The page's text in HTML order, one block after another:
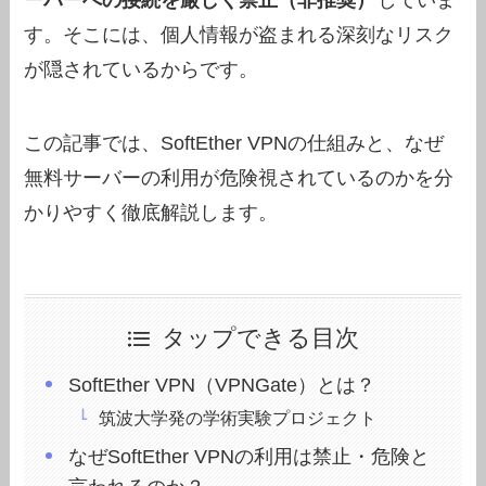
す。そこには、個人情報が盗まれる深刻なリスク
が隠されているからです。
この記事では、SoftEther VPNの仕組みと、なぜ
無料サーバーの利用が危険視されているのかを分
かりやすく徹底解説します。
タップできる目次
SoftEther VPN（VPNGate）とは？
筑波大学発の学術実験プロジェクト
なぜSoftEther VPNの利用は禁止・危険と